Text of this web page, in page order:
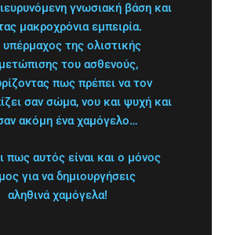
γνωσιακή βάση και
μακροχρόνια εμπειρία.
υπέρμαχος της ολιστικής
του ασθενούς,
πως πρέπει να τον
σαν σώμα, νου και ψυχή και
ακόμη ένα χαμόγελο…
πως αυτός είναι και ο μόνος
για να δημιουργήσεις
αληθινά χαμόγελα!